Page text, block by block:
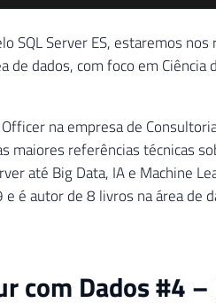
SQL Server ES, estaremos nos
de dados, com foco em Ciência
na empresa de
maiores referências técnicas
até Big Data, IA e Machine
é autor de 8 livros na área de
com Dados #4 –